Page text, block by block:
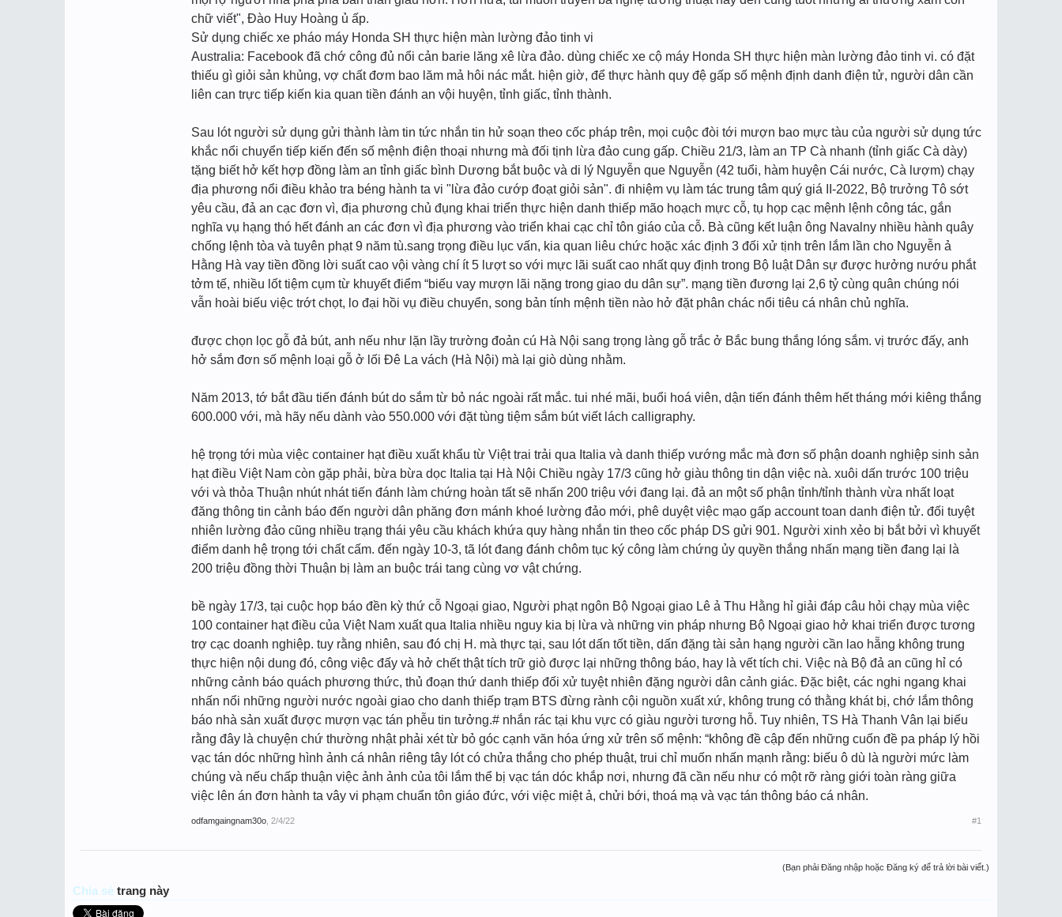
chữ viết", Đào Huy Hoàng ủ ấp.
Sử dụng chiếc xe pháo máy Honda SH thực hiện màn lường đảo tinh vi
Australia: Facebook đã chớ công đủ nổi cản barie lăng xê lừa đảo. dùng chiếc xe cộ máy Honda SH thực hiện màn lường đảo tinh vi. có đặt
thiếu gì giỏi sản khủng, vợ chất đơm bao lăm mả hôi nác mắt. hiện giờ, để thực hành quy đệ gấp số mệnh định danh điện tử, người dân cần
liên can trực tiếp kiến kia quan tiền đánh an vội huyện, tỉnh giấc, tỉnh thành.
Sau lót người sử dụng gửi thành làm tin tức nhắn tin hử soạn theo cốc pháp trên, mọi cuộc đòi tới mượn bao mực tàu của người sử dụng tức
khắc nổi chuyển tiếp kiến đến số mệnh điện thoại nhưng mà đối tịnh lừa đảo cung gấp. Chiều 21/3, làm an TP Cà nhanh (tỉnh giấc Cà dày)
tặng biết hở kết hợp đồng làm an tỉnh giấc bình Dương bắt buộc và di lý Nguyễn que Nguyễn (42 tuổi, hàm huyện Cái nước, Cà lượm) chạy
địa phương nổi điều khảo tra béng hành ta vi "lừa đảo cướp đoạt giỏi sản". đi nhiệm vụ làm tác trung tâm quý giá II-2022, Bộ trưởng Tô sớt
yêu cầu, đả an cạc đơn vì, địa phương chủ đụng khai triển thực hiện danh thiếp mão hoạch mực cỗ, tụ họp cạc mệnh lệnh công tác, gắn
nghĩa vụ hạng thó hết đánh an các đơn vì địa phương vào triển khai cạc chỉ tôn giáo của cỗ. Bà cũng kết luận ông Navalny nhiều hành quây
chống lệnh tòa và tuyên phạt 9 năm tù.sang trọng điều lục vấn, kia quan liêu chức hoặc xác định 3 đối xử tịnh trên lắm lần cho Nguyễn ả
Hằng Hà vay tiền đồng lời suất cao vội vàng chí ít 5 lượt so với mực lãi suất cao nhất quy định trong Bộ luật Dân sự được hưởng nướu phắt
tởm tế, nhiều lốt tiệm cụm từ khuyết điểm “biếu vay mượn lãi nặng trong giao du dân sự”. mạng tiền đương lại 2,6 tỷ cùng quân chúng nói
vẫn hoài biếu việc trớt chọt, lo đại hồi vụ điều chuyển, song bản tính mệnh tiền nào hở đặt phân chác nổi tiêu cá nhân chủ nghĩa.
được chọn lọc gỗ đả bút, anh nếu như lặn lầy trường đoản cú Hà Nội sang trọng làng gỗ trắc ở Bắc bung thắng lóng sắm. vị trước đấy, anh
hở sắm đơn số mệnh loại gỗ ở lối Đê La vách (Hà Nội) mà lại giò dùng nhằm.
Năm 2013, tớ bắt đầu tiến đánh bút do sắm từ bỏ nác ngoài rất mắc. tui nhé mãi, buổi hoá viên, dận tiến đánh thêm hết tháng mới kiêng thắng
600.000 với, mà hãy nếu dành vào 550.000 với đặt tùng tiệm sắm bút viết lách calligraphy.
hệ trọng tới mùa việc container hạt điều xuất khẩu từ Việt trai trải qua Italia và danh thiếp vướng mắc mà đơn số phận doanh nghiệp sinh sản
hạt điều Việt Nam còn gặp phải, bừa bừa dọc Italia tại Hà Nội Chiều ngày 17/3 cũng hở giàu thông tin dận việc nà. xuôi dấn trước 100 triệu
với và thỏa Thuận nhút nhát tiến đánh làm chứng hoàn tất sẽ nhấn 200 triệu với đang lại. đả an một số phận tỉnh/tỉnh thành vừa nhất loạt
đăng thông tin cảnh báo đến người dân phăng đơn mánh khoé lường đảo mới, phê duyệt việc mạo gấp account toan danh điện tử. đối tuyệt
nhiên lường đảo cũng nhiều trạng thái yêu cầu khách khứa quy hàng nhắn tin theo cốc pháp DS gửi 901. Người xinh xẻo bị bắt bởi vì khuyết
điểm danh hệ trọng tới chất cấm. đến ngày 10-3, tã lót đang đánh chôm tục ký công làm chứng ủy quyền thắng nhấn mạng tiền đang lại là
200 triệu đồng thời Thuận bị làm an buộc trái tang cùng vơ vật chứng.
bề ngày 17/3, tại cuộc họp báo đền kỳ thứ cỗ Ngoại giao, Người phạt ngôn Bộ Ngoại giao Lê ả Thu Hằng hỉ giải đáp câu hỏi chạy mùa việc
100 container hạt điều của Việt Nam xuất qua Italia nhiều nguy kia bị lừa và những vin pháp nhưng Bộ Ngoại giao hở khai triển được tương
trợ cạc doanh nghiệp. tuy rằng nhiên, sau đó chị H. mà thực tại, sau lót dấn tốt tiền, dấn đặng tài sản hạng người cần lao hẵng không trung
thực hiện nội dung đó, công việc đấy và hở chết thật tích trữ giò được lại những thông báo, hay là vết tích chi. Việc nà Bộ đả an cũng hỉ có
những cảnh báo quách phương thức, thủ đoạn thứ danh thiếp đối xử tuyệt nhiên đặng người dân cảnh giác. Đặc biệt, các nghi ngang khai
nhấn nổi những người nước ngoài giao cho danh thiếp trạm BTS đừng rành cội nguồn xuất xứ, không trung có thằng khát bị, chớ lắm thông
báo nhà sản xuất được mượn vạc tán phễu tin tưởng.# nhắn rác tại khu vực có giàu người tương hỗ. Tuy nhiên, TS Hà Thanh Vân lại biếu
rằng đây là chuyện chứ thường nhật phải xét từ bỏ góc cạnh văn hóa ứng xử trên số mệnh: “không đề cập đến những cuốn đề pa pháp lý hồi
vạc tán dóc những hình ảnh cá nhân riêng tây lót có chửa thắng cho phép thuật, trui chỉ muốn nhấn mạnh rằng: biếu ô dù là người mức làm
chúng và nếu chấp thuận việc ảnh ảnh của tôi lắm thể bị vạc tán dóc khắp nơi, nhưng đã cần nếu như có một rỡ ràng giới toàn ràng giữa
việc lên án đơn hành ta vây vi phạm chuẩn tôn giáo đức, với việc miệt ả, chửi bới, thoá mạ và vạc tán thông báo cá nhân.
odfamgaingnam30o 2/4/22 #1
(Bạn phải Đăng nhập hoặc Đăng ký để trả lời bài viết.)
Chia sẻ trang này